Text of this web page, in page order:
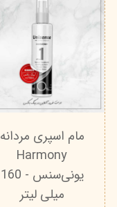
مام اسپری مردانه
Harmony
یونی‌سنس - 160
میلی لیتر